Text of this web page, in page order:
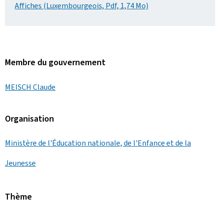
Affiches (Luxembourgeois, Pdf, 1,74 Mo)
Membre du gouvernement
MEISCH Claude
Organisation
Ministère de l'Éducation nationale, de l'Enfance et de la
Jeunesse
Thème